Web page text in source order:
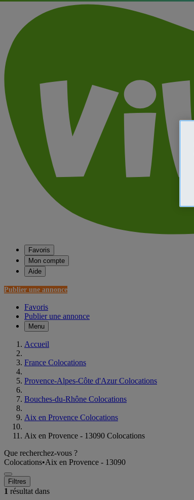
Favoris
Mon compte
Aide
Publier une annonce
Favoris
Publier une annonce
Menu
Accueil
France Colocations
Provence-Alpes-Côte d'Azur Colocations
Bouches-du-Rhône Colocations
Aix en Provence Colocations
Aix en Provence - 13090 Colocations
Que recherchez-vous ?
Colocations•Aix en Provence - 13090
Filtres
1 résultat dans